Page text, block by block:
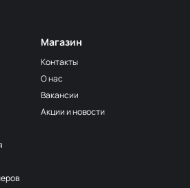
Магазин
Контакты
О нас
Вакансии
Акции и новости